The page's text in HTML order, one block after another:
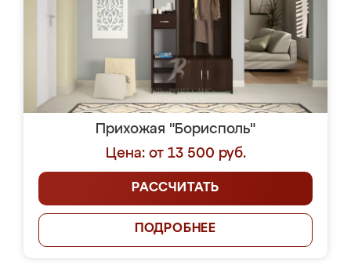
Прихожая "Борисполь"
Цена: от 13 500 руб.
РАССЧИТАТЬ
ПОДРОБНЕЕ